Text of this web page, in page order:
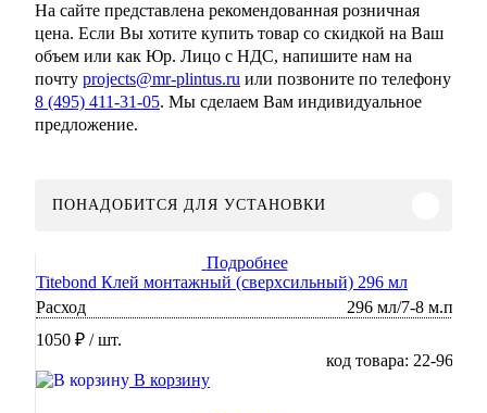
На сайте представлена рекомендованная розничная
цена. Если Вы хотите купить товар со скидкой на Ваш
объем или как Юр. Лицо с НДС, напишите нам на
почту projects@mr-plintus.ru или позвоните по телефону
8 (495) 411-31-05. Мы сделаем Вам индивидуальное
предложение.
ПОНАДОБИТСЯ ДЛЯ УСТАНОВКИ
Подробнее
Titebond Клей монтажный (сверхсильный) 296 мл
Расход
296 мл/7-8 м.п
1050 ₽ / шт.
код товара: 22-96
В корзину